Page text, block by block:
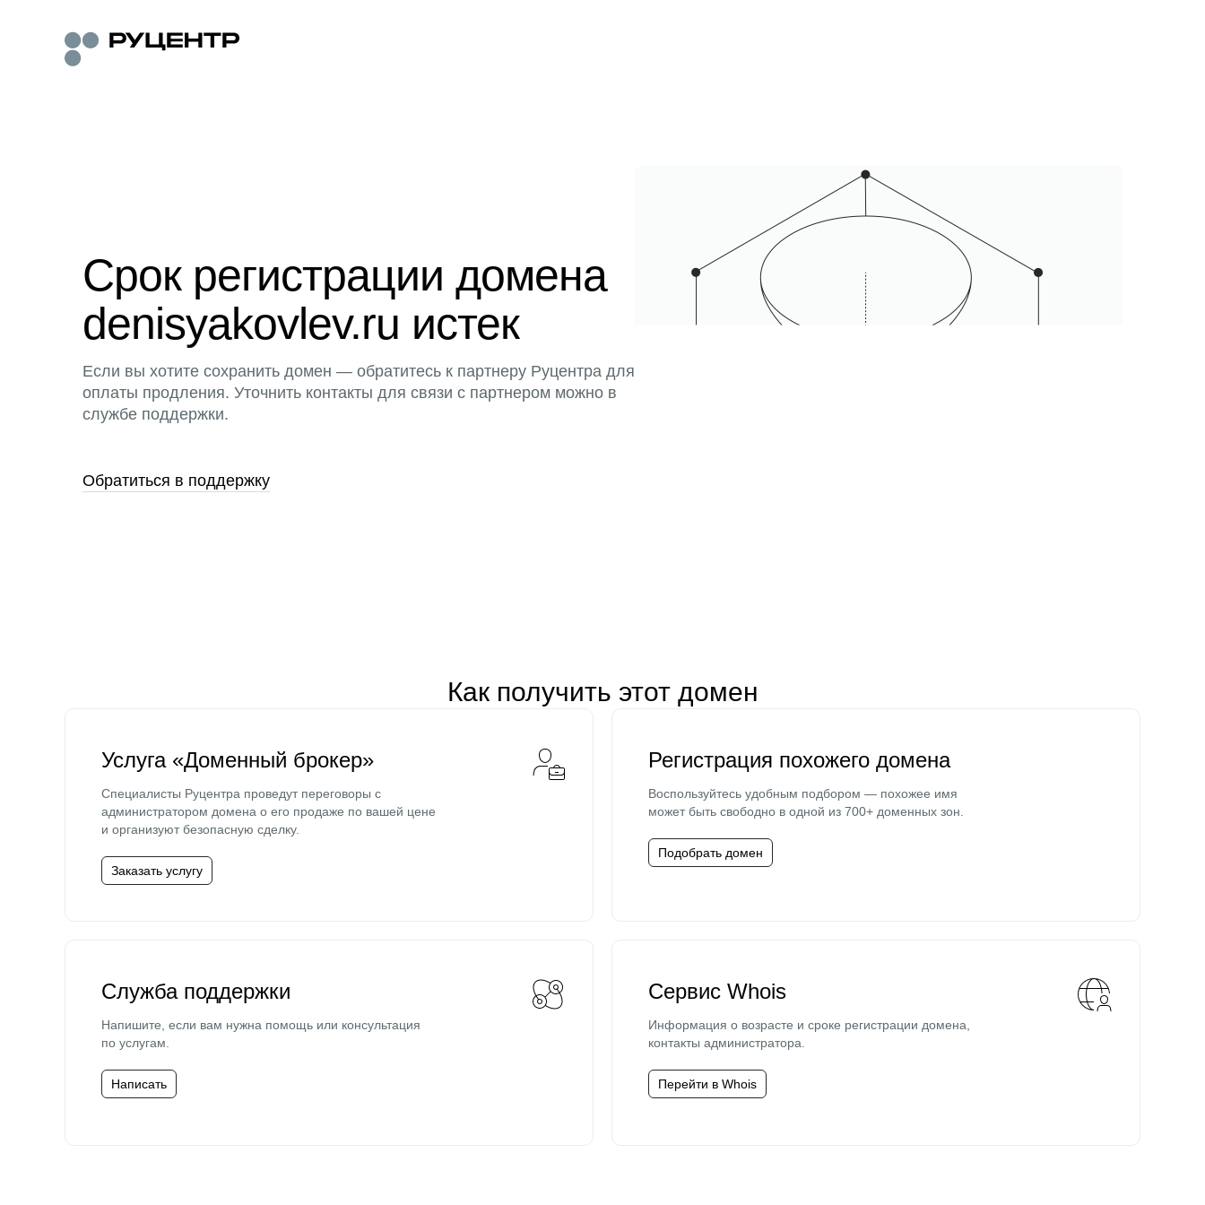
Срок регистрации домена
denisyakovlev.ru истек
Если вы хотите сохранить домен — обратитесь к партнеру Руцентра для
оплаты продления. Уточнить контакты для связи с партнером можно в
службе поддержки.
Обратиться в поддержку
Как получить этот домен
Услуга «Доменный брокер»
Специалисты Руцентра проведут переговоры с
администратором домена о его продаже по вашей цене
и организуют безопасную сделку.
Заказать услугу
Регистрация похожего домена
Воспользуйтесь удобным подбором — похожее имя
может быть свободно в одной из 700+ доменных зон.
Подобрать домен
Служба поддержки
Напишите, если вам нужна помощь или консультация
по услугам.
Написать
Сервис Whois
Информация о возрасте и сроке регистрации домена,
контакты администратора.
Перейти в Whois